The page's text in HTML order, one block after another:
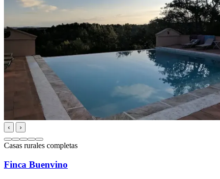
‹ ›
Casas rurales completas
Finca Buenvino